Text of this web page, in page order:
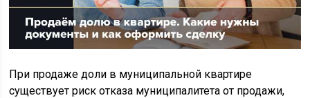
При продаже доли в муниципальной квартире
существует риск отказа муниципалитета от продажи,